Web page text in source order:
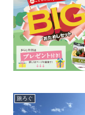
旅ろぐ